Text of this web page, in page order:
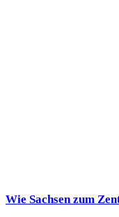
Wie Sachsen zum